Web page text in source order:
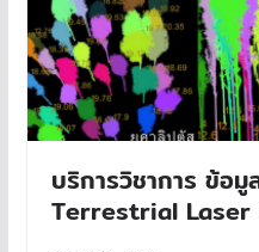
บริการวิชาการ ข้อ
Terrestrial Laser